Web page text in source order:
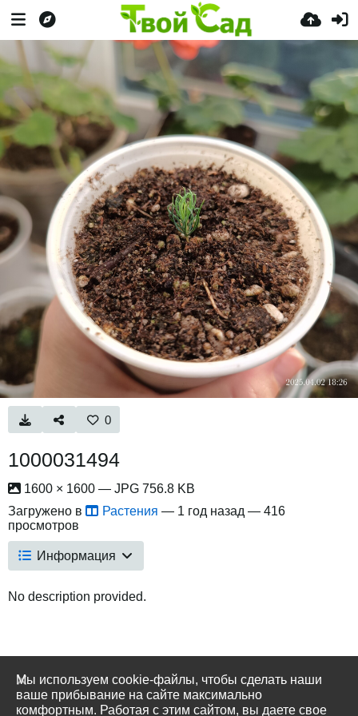
0
1000031494
1600 × 1600 — JPG 756.8 KB
Загружено в
Растения — 1 год назад — 416
просмотров
Информация
No description provided.
Мы используем cookie-файлы, чтобы сделать наши
ваше прибывание на сайте максимально
комфортным. Работая с этим сайтом, вы даете свое